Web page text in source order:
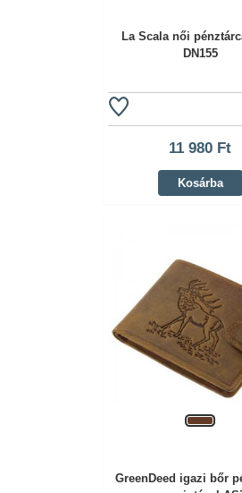
La Scala női
DN155
11 980 Ft
Kosárba
GreenDeed igazi bőr